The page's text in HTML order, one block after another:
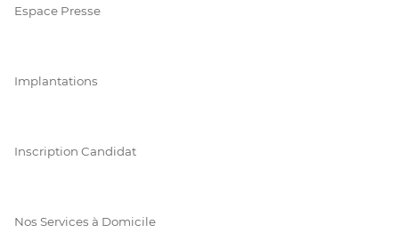
Espace Presse
Implantations
Inscription Candidat
Nos Services à Domicile